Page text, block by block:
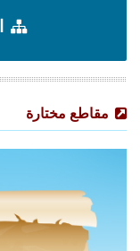
مقاطع مختارة